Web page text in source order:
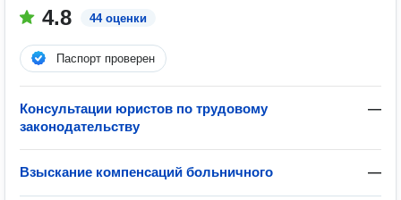
4.8 44 оценки
Паспорт проверен
Консультации юристов по трудовому
законодательству
—
Взыскание компенсаций больничного —